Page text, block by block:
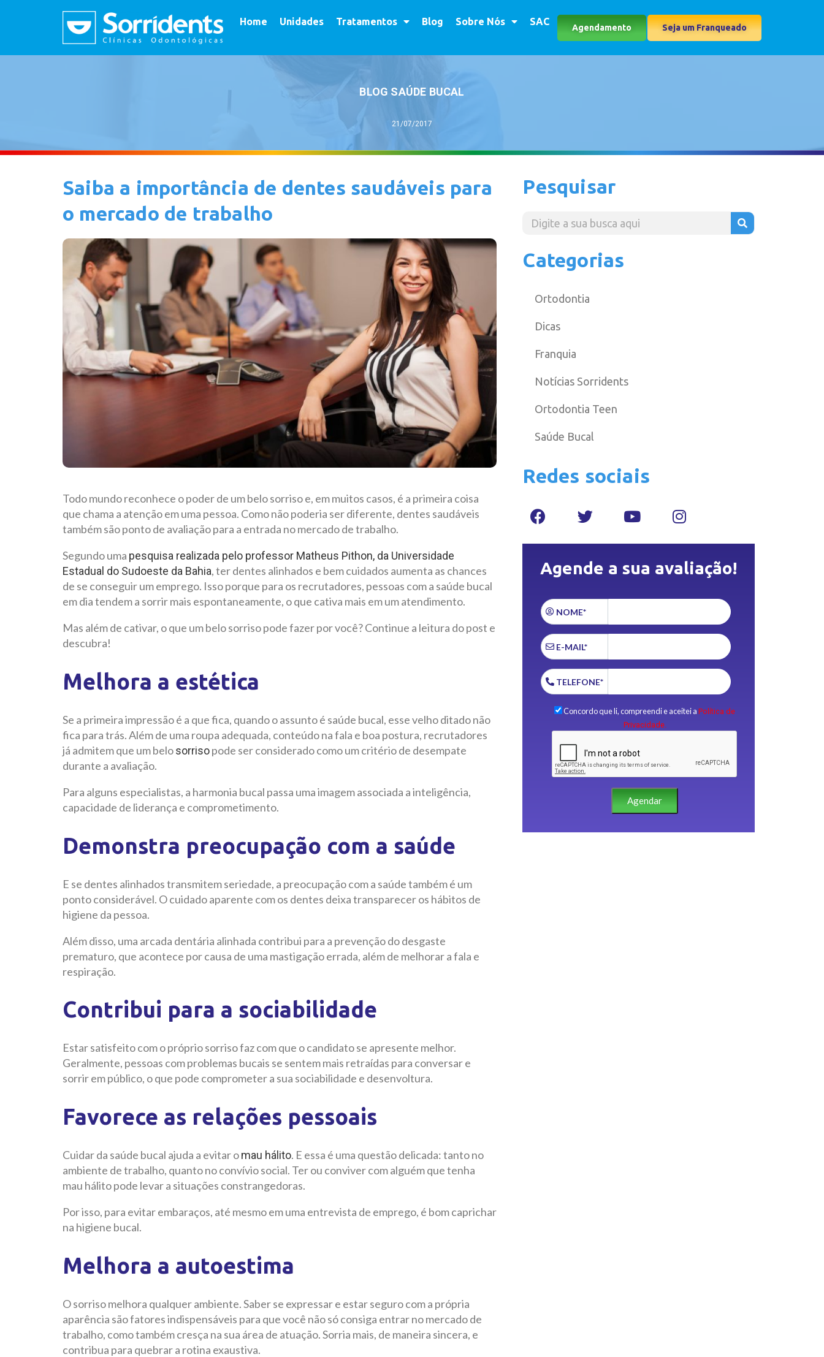
Home Unidades Tratamentos Blog Sobre Nós SAC
Agendamento Seja um Franqueado
BLOG SAÚDE BUCAL
21/07/2017
Saiba a importância de dentes saudáveis para
o mercado de trabalho
Todo mundo reconhece o poder de um belo sorriso e, em muitos casos, é a primeira coisa
que chama a atenção em uma pessoa. Como não poderia ser diferente, dentes saudáveis
também são ponto de avaliação para a entrada no mercado de trabalho.
Segundo uma pesquisa realizada pelo professor Matheus Pithon, da Universidade
Estadual do Sudoeste da Bahia, ter dentes alinhados e bem cuidados aumenta as chances
de se conseguir um emprego. Isso porque para os recrutadores, pessoas com a saúde bucal
em dia tendem a sorrir mais espontaneamente, o que cativa mais em um atendimento.
Mas além de cativar, o que um belo sorriso pode fazer por você? Continue a leitura do post e
descubra!
Melhora a estética
Se a primeira impressão é a que fica, quando o assunto é saúde bucal, esse velho ditado não
fica para trás. Além de uma roupa adequada, conteúdo na fala e boa postura, recrutadores
já admitem que um belosorrisopode ser considerado como um critério de desempate
durante a avaliação.
Para alguns especialistas, a harmonia bucal passa uma imagem associada a inteligência,
capacidade de liderança e comprometimento.
Demonstra preocupação com a saúde
E se dentes alinhados transmitem seriedade, a preocupação com a saúde também é um
ponto considerável. O cuidado aparente com os dentes deixa transparecer os hábitos de
higiene da pessoa.
Além disso, uma arcada dentária alinhada contribui para a prevenção do desgaste
prematuro, que acontece por causa de uma mastigação errada, além de melhorar a fala e
respiração.
Contribui para a sociabilidade
Estar satisfeito com o próprio sorriso faz com que o candidato se apresente melhor.
Geralmente, pessoas com problemas bucais se sentem mais retraídas para conversar e
sorrir em público, o que pode comprometer a sua sociabilidade e desenvoltura.
Favorece as relações pessoais
Cuidar da saúde bucal ajuda a evitar omau hálito. E essa é uma questão delicada: tanto no
ambiente de trabalho, quanto no convívio social. Ter ou conviver com alguém que tenha
mau hálito pode levar a situações constrangedoras.
Por isso, para evitar embaraços, até mesmo em uma entrevista de emprego, é bom caprichar
na higiene bucal.
Melhora a autoestima
O sorriso melhora qualquer ambiente. Saber se expressar e estar seguro com a própria
aparência são fatores indispensáveis para que você não só consiga entrar no mercado de
trabalho, como também cresça na sua área de atuação. Sorria mais, de maneira sincera, e
contribua para quebrar a rotina exaustiva.
Pesquisar
Categorias
Ortodontia
Dicas
Franquia
Notícias Sorridents
Ortodontia Teen
Saúde Bucal
Redes sociais
Agende a sua avaliação!
NOME*
E-MAIL*
TELEFONE*
Concordo que li, compreendi e aceitei aPolítica de
Privacidade.
Agendar